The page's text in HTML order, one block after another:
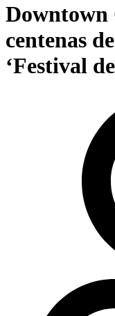
Downtown
centenas
‘Festival